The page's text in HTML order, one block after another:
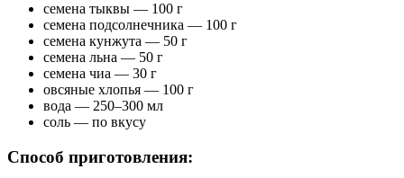
семена тыквы — 100 г
семена подсолнечника — 100 г
семена кунжута — 50 г
семена льна — 50 г
семена чиа — 30 г
овсяные хлопья — 100 г
вода — 250–300 мл
соль — по вкусу
Способ приготовления: